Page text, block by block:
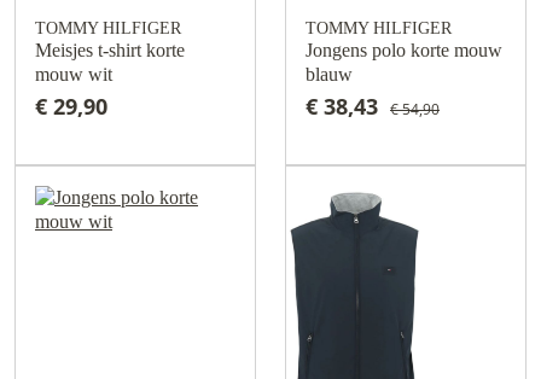
TOMMY HILFIGER
Meisjes t-shirt korte
mouw wit
€ 29,90
TOMMY HILFIGER
Jongens polo korte mouw
blauw
€ 38,43 € 54,90